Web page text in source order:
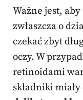
Ważne jest,
zwłaszcza o
czekać zbyt
oczy. W
retinoidami
składniki